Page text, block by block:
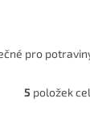
pro
O
5 položek